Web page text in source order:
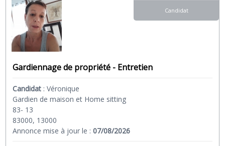
Gardiennage de propriété - Entretien
Candidat :Véronique
Gardien de maison et Home sitting
83- 13
83000, 13000
Annonce mise à jour le :07/08/2026
Candidat